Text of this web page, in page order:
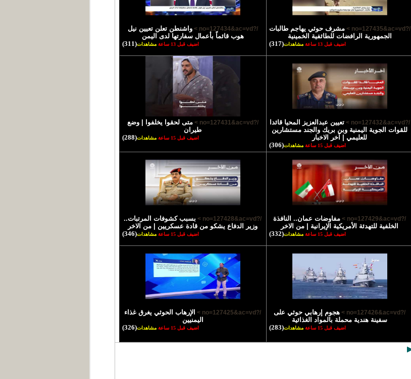
/?no=127435&ac=vd >
مشرف حوثي يهاجم طالبات
الجمهورية الرافضات للطائفية الخمينية
اضيف قبل 13 ساعة مشاهدات(317)
/?no=127434&ac=vd >
واشنطن تعلن تعيين نيل
هوب قائماً بأعمال سفارتها لدى اليمن
اضيف قبل 13 ساعة مشاهدات(311)
/?no=127432&ac=vd >
تعيين عبدالعزيز المحيا قائدا
للقوات الجوية اليمنية وبن بريك والجند مستشارين
للعليمي | آخر الاخبار
اضيف قبل 15 ساعة مشاهدات(306)
/?no=127431&ac=vd >
متى لحقوا يخلفوا | وضع
طيران
اضيف قبل 15 ساعة مشاهدات(288)
/?no=127429&ac=vd >
مفاوضات عمان.. النافذة
الخلفية للتهدئة الأمريكية الإيرانية | من الاخر
اضيف قبل 15 ساعة مشاهدات(332)
/?no=127428&ac=vd >
بسبب كشوفات المرتبات..
وزير الدفاع يشكو من قادة عسكريين | من الاخر
اضيف قبل 15 ساعة مشاهدات(346)
/?no=127426&ac=vd >
هجوم إرهابي حوثي على
سفينة هندية محملة بالمواد الغذائية
اضيف قبل 15 ساعة مشاهدات(283)
/?no=127425&ac=vd >
الإرهاب الحوثي يغرق غذاء
اليمنيين
اضيف قبل 15 ساعة مشاهدات(326)